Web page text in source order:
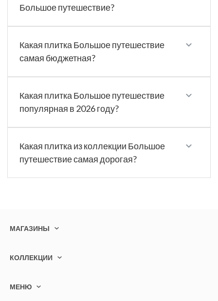
Большое путешествие?
Какая плитка Большое путешествие
самая бюджетная?
Какая плитка Большое путешествие
популярная в 2026 году?
Какая плитка из коллекции Большое
путешествие самая дорогая?
МАГАЗИНЫ
КОЛЛЕКЦИИ
МЕНЮ